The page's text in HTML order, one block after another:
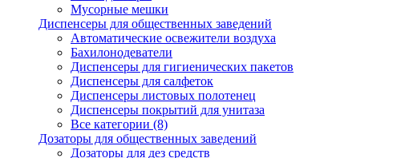
Мусорные мешки
Диспенсеры для общественных заведений
Автоматические освежители воздуха
Бахилонодеватели
Диспенсеры для гигиенических пакетов
Диспенсеры для салфеток
Диспенсеры листовых полотенец
Диспенсеры покрытий для унитаза
Все категории (8)
Дозаторы для общественных заведений
Дозаторы для дез средств